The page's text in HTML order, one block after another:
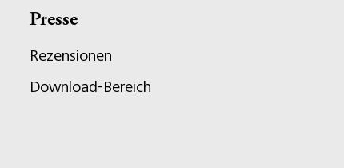
Presse
Rezensionen
Download-Bereich